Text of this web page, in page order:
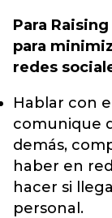
Para
para
redes
Hablar con
comunique
demás,
haber en
hacer si
personal.